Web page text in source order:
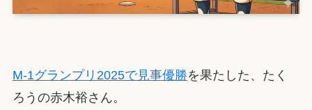
M-1グランプリ2025で見事優勝を果たした、たく
ろうの赤木裕さん。